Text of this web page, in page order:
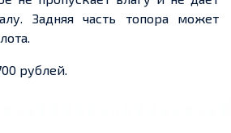
Задняя часть топора может
рублей.